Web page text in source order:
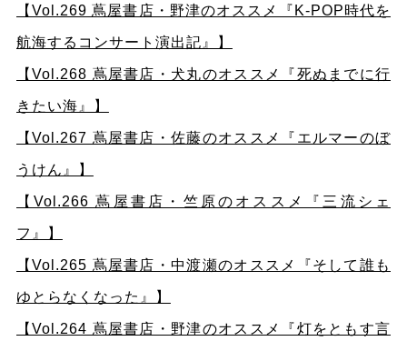
【Vol.269 蔦屋書店・野津のオススメ『K-POP時代を
航海するコンサート演出記』】
【Vol.268 蔦屋書店・犬丸のオススメ『死ぬまでに行
きたい海』】
【Vol.267 蔦屋書店・佐藤のオススメ『エルマーのぼ
うけん』】
【Vol.266 蔦屋書店・竺原のオススメ『三流シェ
フ』】
【Vol.265 蔦屋書店・中渡瀬のオススメ『そして誰も
ゆとらなくなった』】
【Vol.264 蔦屋書店・野津のオススメ『灯をともす言